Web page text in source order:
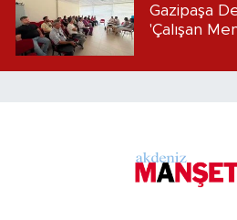
Gazipaşa
'Çalışan